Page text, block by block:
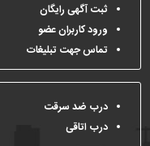
ثبت آگهی رایگان
ورود کاربران عضو
تماس جهت تبلیغات
درب ضد سرقت
درب اتاقی